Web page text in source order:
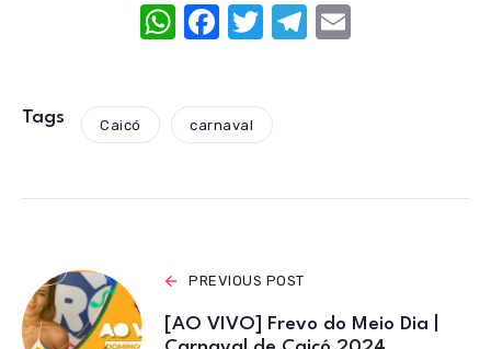
W
s
p
F
e
o
k
T
te
T
m
Tags Caicó carnaval
PREVIOUS POST
[AO VIVO] Frevo do Meio Dia |